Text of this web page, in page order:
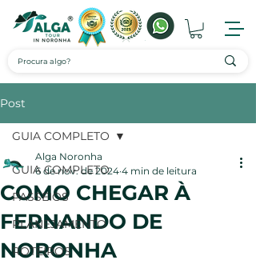
Post
GUIA COMPLETO
PASSEIOS
PLANEJAMENTO
ROTEIROS
GUIA COMPLETO
COMO CHEGAR À
FERNANDO DE
NORONHA
Alga Noronha
6 de nov. de 2024 4 min de leitura